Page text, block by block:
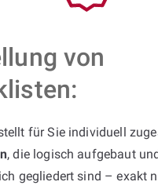
von
für Sie individuell
, die logisch aufgebaut
gegliedert sind – exakt